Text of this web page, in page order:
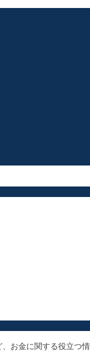
お金に関する役立つ情